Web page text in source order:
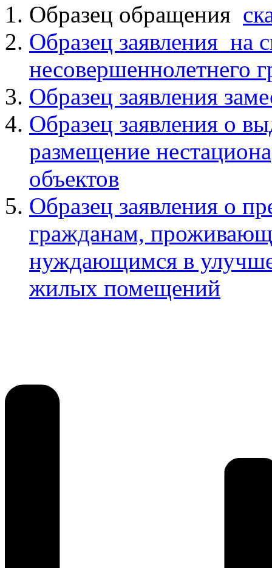
Образец обращения
Образец заявления на
несовершеннолетнего
Образец заявления
Образец заявления о
размещение
объектов
Образец заявления о
гражданам,
нуждающимся в
жилых помещений